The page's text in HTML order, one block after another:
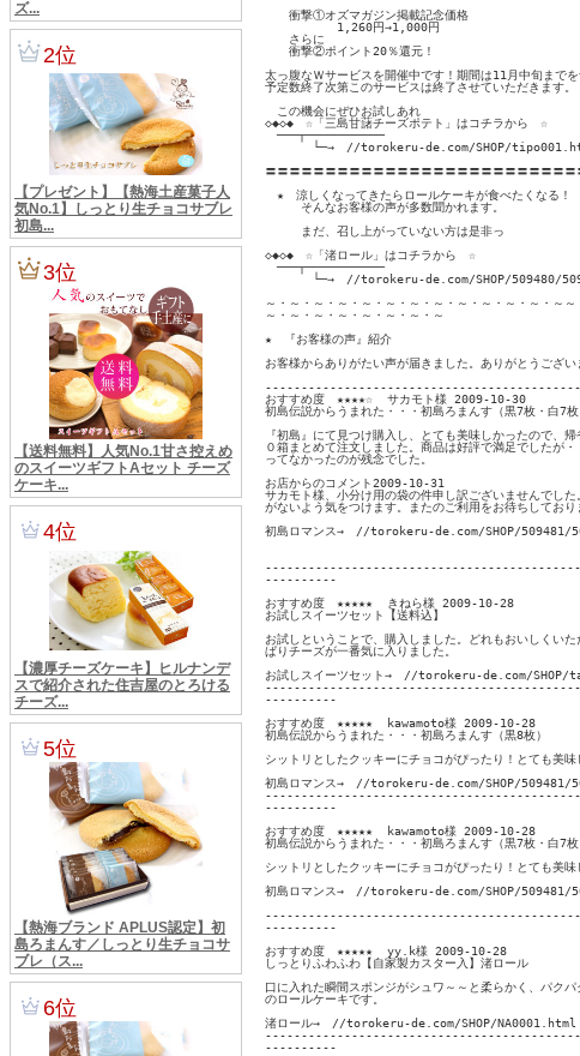
衝撃①オズマガジン掲載記念価格
1,260円→1,000円
さらに
衝撃②ポイント20％還元！
太っ腹なＷサービスを開催中です！期間は11月中旬までを
予定数終了次第このサービスは終了させていただきます。
この機会にぜひお試しあれ
◇◆◇◆　☆「三島甘藷チーズポテト」はコチラから　☆
───┬───────────
└─→　//torokeru-de.com/SHOP/
〓〓〓〓〓〓〓〓〓〓〓〓〓〓〓〓〓〓〓〓〓〓〓〓〓〓
★　涼しくなってきたらロールケーキが食べたくなる！
そんなお客様の声が多数聞かれます。
まだ、召し上がっていない方は是非っ
◇◆◇◆　☆「渚ロール」はコチラから　☆
───┬───────────
└─→　//torokeru-de.com/SHOP/509480/
～・～・～・～・～・～・～・～・～・～・～・～・～～
～・～・～・～・～・～・～・～
★　『お客様の声』紹介
お客様からありがたい声が届きました。ありがとうござい
おすすめ度　★★★★☆  サカモト様 2009-10-30
初島伝説からうまれた・・・初島ろまんす（黒7枚・白7
『初島』にて見つけ購入し、とても美味しかったので、
０箱まとめて注文しました。商品は好評で満足でしたが
ってなかったのが残念でした。
お店からのコメント2009-10-31
サカモト様、小分け用の袋の件申し訳ございませんでし
がないよう気をつけます。またのご利用をお待ちしてお
初島ロマンス→　//torokeru-de.com/SHOP/
----------
おすすめ度　★★★★★  きねら様 2009-10-28
お試しスイーツセット【送料込】
お試しということで、購入しました。どれもおいしくいた
ぱりチーズが一番気に入りました。
お試しスイーツセット→　//torokeru-de.com/SHOP/
----------
おすすめ度　★★★★★  kawamoto様 2009-10-28
初島伝説からうまれた・・・初島ろまんす（黒8枚）
シットリとしたクッキーにチョコがぴったり！とても美
初島ロマンス→　//torokeru-de.com/SHOP/
----------
おすすめ度　★★★★★  kawamoto様 2009-10-28
初島伝説からうまれた・・・初島ろまんす（黒7枚・白7枚
シットリとしたクッキーにチョコがぴったり！とても美
初島ロマンス→　//torokeru-de.com/SHOP/
----------
おすすめ度　★★★★★  yy.k様 2009-10-28
しっとりふわふわ【自家製カスター入】渚ロール
口に入れた瞬間スポンジがシュワ～～と柔らかく、パクパ
のロールケーキです。
渚ロール→　//torokeru-de.com/SHOP/NA0001.html
----------